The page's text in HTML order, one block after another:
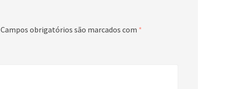
Campos obrigatórios são marcados com *